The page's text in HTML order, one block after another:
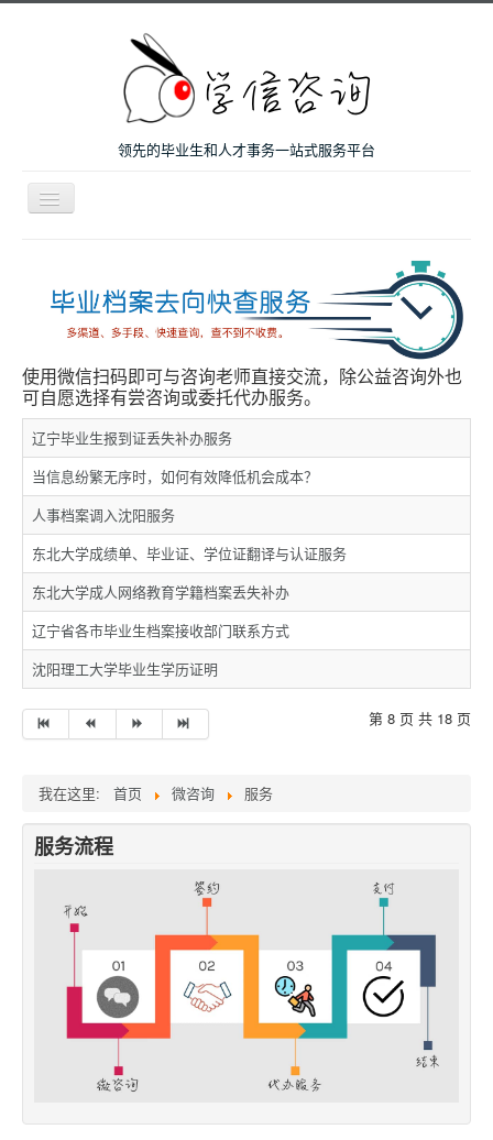
领先的毕业生和人才事务一站式服务平台
导
航
微咨询
人才服务
留学和考研
案例
关于我们
使用微信扫码即可与咨询老师直接交流，除公益咨询外也
可自愿选择有尝咨询或委托代办服务。
辽宁毕业生报到证丢失补办服务
当信息纷繁无序时，如何有效降低机会成本？
人事档案调入沈阳服务
东北大学成绩单、毕业证、学位证翻译与认证服务
东北大学成人网络教育学籍档案丢失补办
辽宁省各市毕业生档案接收部门联系方式
沈阳理工大学毕业生学历证明
第 8 页 共 18 页
我在这里: 首页 微咨询 服务
服务流程